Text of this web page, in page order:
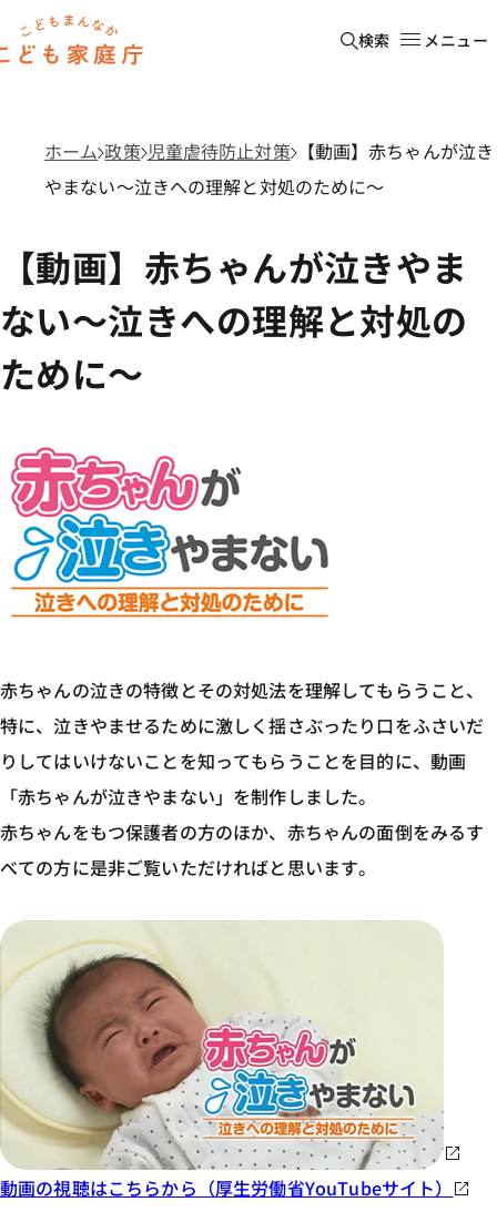
本文へ移動
検索 メニュー
ホーム 政策 児童虐待防止対策 【動画】赤ちゃんが泣き
やまない～泣きへの理解と対処のために～
【動画】赤ちゃんが泣きやま
ない～泣きへの理解と対処の
ために～
赤ちゃんの泣きの特徴とその対処法を理解してもらうこと、
特に、泣きやませるために激しく揺さぶったり口をふさいだ
りしてはいけないことを知ってもらうことを目的に、動画
「赤ちゃんが泣きやまない」を制作しました。
赤ちゃんをもつ保護者の方のほか、赤ちゃんの面倒をみるす
べての方に是非ご覧いただければと思います。
動画の視聴はこちらから（厚生労働省YouTubeサイト）